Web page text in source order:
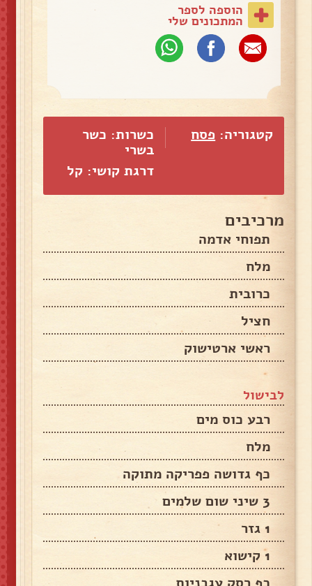
הוספה לספר
המתכונים שלי
קטגוריה: פסח
כשרות: כשר
בשרי
דרגת קושי: קל
מרכיבים
תפוחי אדמה
מלח
כרובית
חציל
ראשי ארטישוק
לבישול
רבע כוס מים
מלח
כף גדושה פפריקה מתוקה
3 שיני שום שלמים
1 גזר
1 קישוא